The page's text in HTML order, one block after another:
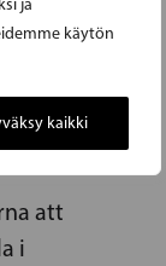
käytön
kaikki
TILL
att
i